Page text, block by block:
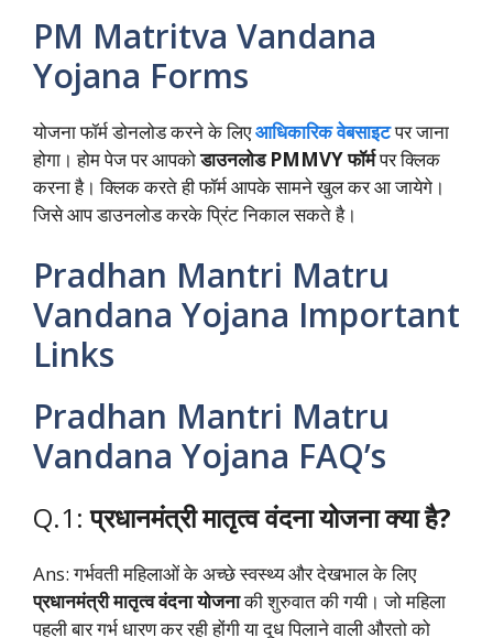
PM Matritva Vandana
Yojana Forms
योजना फॉर्म डोनलोड करने के लिएआधिकारिक वेबसाइटपर जाना
होगा। होम पेज पर आपकोडाउनलोड PMMVY फॉर्मपर क्लिक
करना है। क्लिक करते ही फॉर्म आपके सामने खुल कर आ जायेगे।
जिसे आप डाउनलोड करके प्रिंट निकाल सकते है।
Pradhan Mantri Matru
Vandana Yojana Important
Links
Pradhan Mantri Matru
Vandana Yojana FAQ’s
Q.1:प्रधानमंत्री मातृत्व वंदना योजना क्या है?
Ans: गर्भवती महिलाओं के अच्छे स्वस्थ्य और देखभाल के लिए
प्रधानमंत्री मातृत्व वंदना योजनाकी शुरुवात की गयी। जो महिला
पहली बार गर्भ धारण कर रही होंगी या दूध पिलाने वाली औरतो को